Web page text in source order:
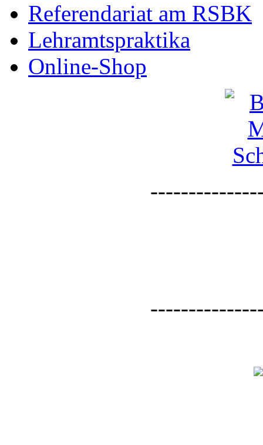
Referendariat am RSBK
Lehramtspraktika
Online-Shop